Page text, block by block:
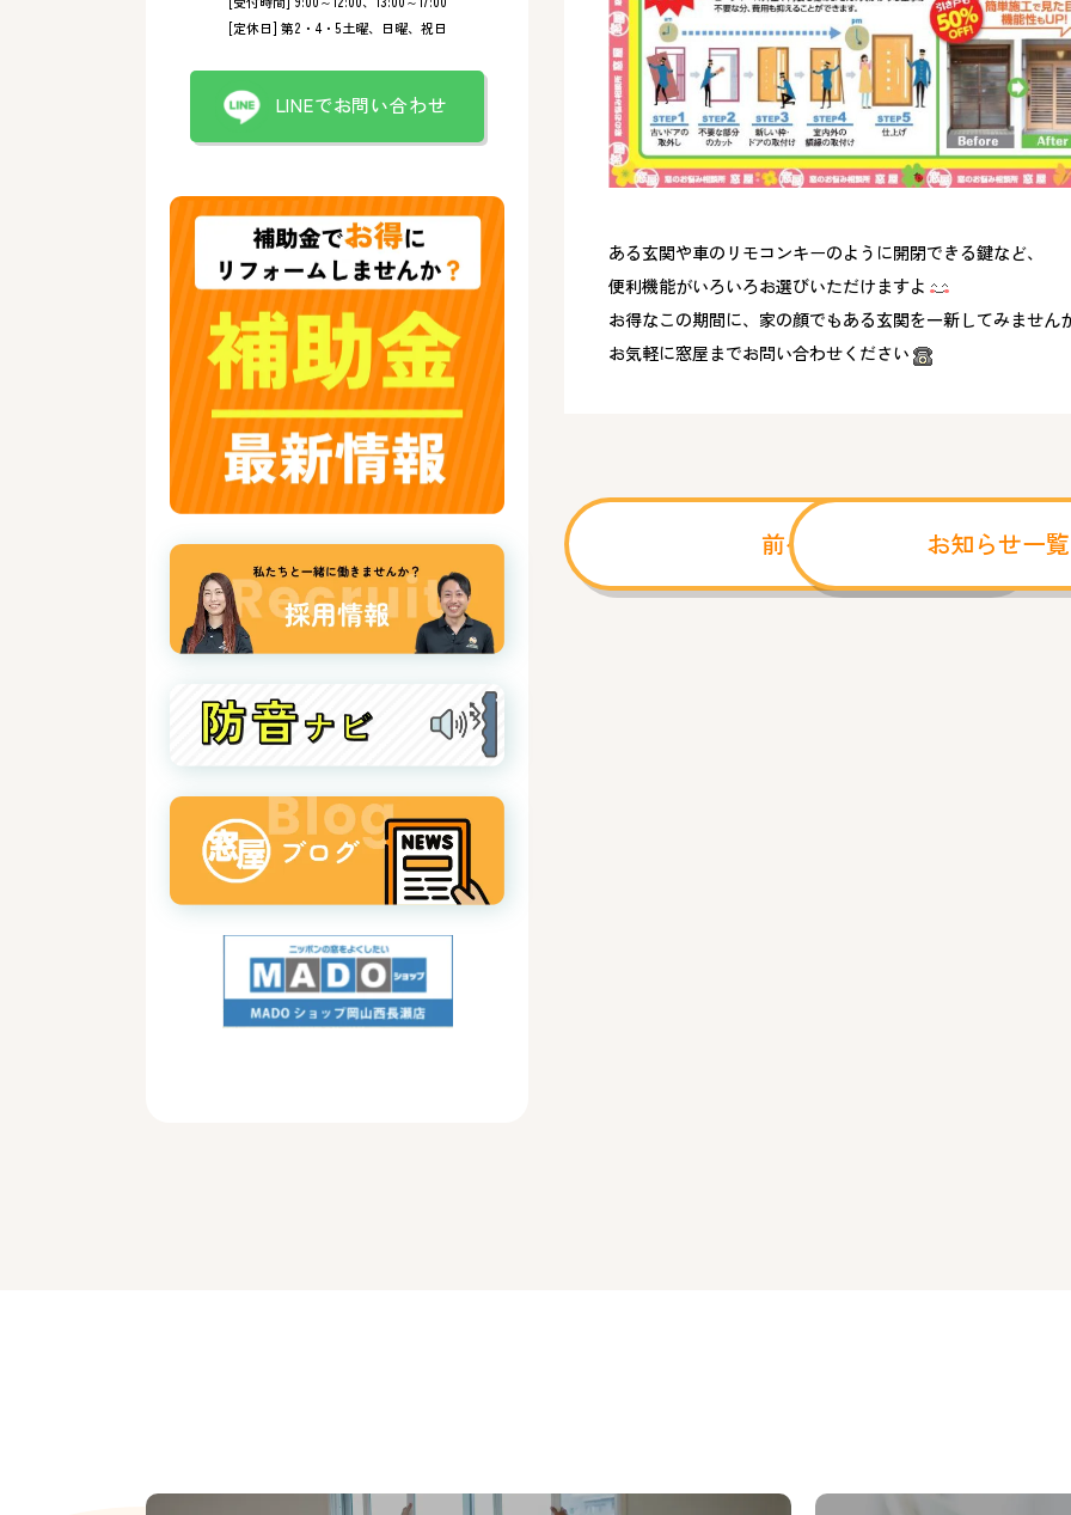
ある玄関や車のリモコンキーのように開閉できる鍵など、
便利機能がいろいろお選びいただけますよ
お得なこの期間に、家の顔でもある玄関を一新してみません
お気軽に窓屋までお問い合わせください
前へ お知らせ一
[定休日] 第2・4・5土曜、日曜、祝日
LINEでお問い合わせ